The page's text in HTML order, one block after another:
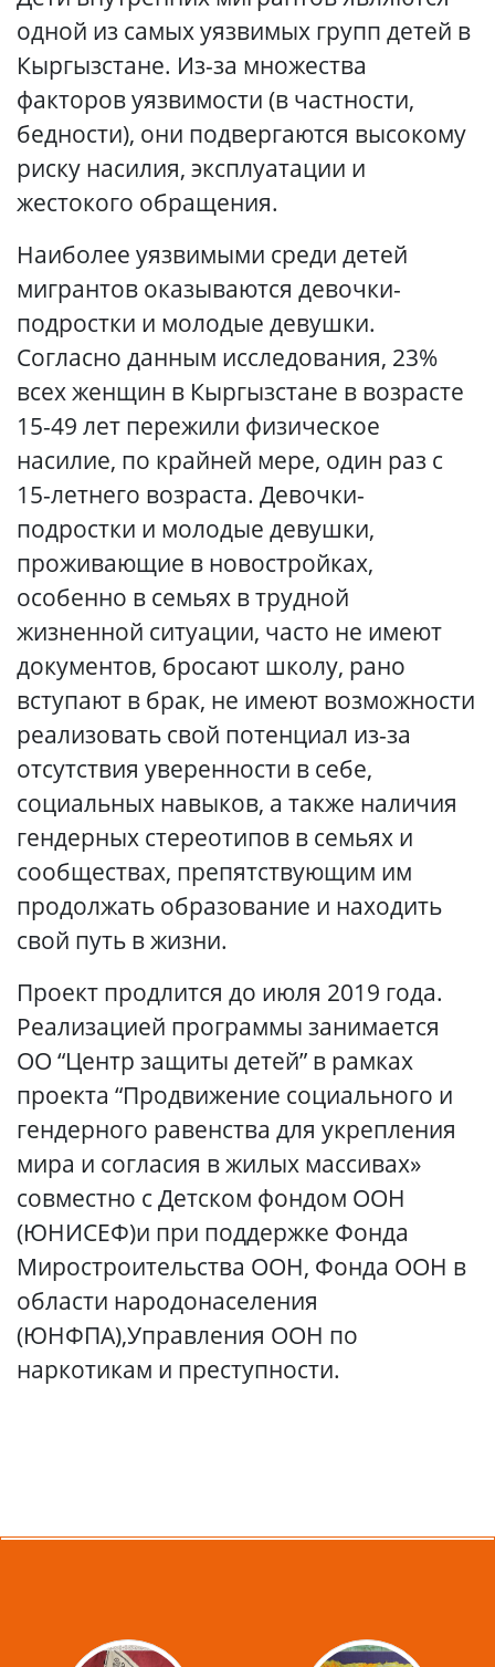
одной из самых уязвимых групп детей в
Кыргызстане. Из-за множества
факторов уязвимости (в частности,
бедности), они подвергаются высокому
риску насилия, эксплуатации и
жестокого обращения.
Наиболее уязвимыми среди детей
мигрантов оказываются девочки-
подростки и молодые девушки.
Согласно данным исследования, 23%
всех женщин в Кыргызстане в возрасте
15-49 лет пережили физическое
насилие, по крайней мере, один раз с
15-летнего возраста. Девочки-
подростки и молодые девушки,
проживающие в новостройках,
особенно в семьях в трудной
жизненной ситуации, часто не имеют
документов, бросают школу, рано
вступают в брак, не имеют возможности
реализовать свой потенциал из-за
отсутствия уверенности в себе,
социальных навыков, а также наличия
гендерных стереотипов в семьях и
сообществах, препятствующим им
продолжать образование и находить
свой путь в жизни.
Проект продлится до июля 2019 года.
Реализацией программы занимается
ОО “Центр защиты детей” в рамках
проекта “Продвижение социального и
гендерного равенства для укрепления
мира и согласия в жилых массивах»
совместно с Детском фондом ООН
(ЮНИСЕФ)и при поддержке Фонда
Миростроительства ООН, Фонда ООН в
области народонаселения
(ЮНФПА),Управления ООН по
наркотикам и преступности.